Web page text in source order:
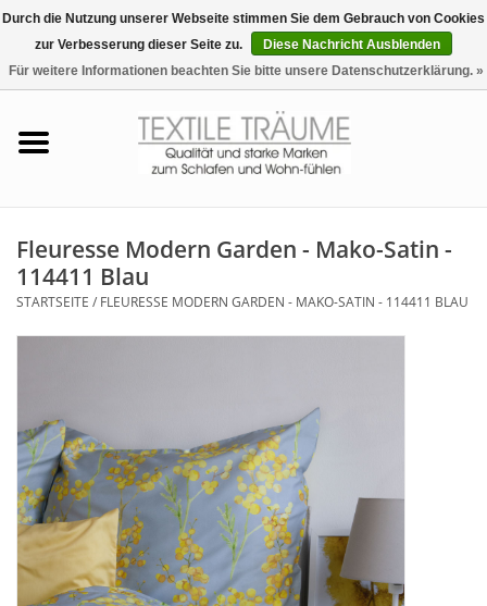
0 Artikel - €0,00
Tag & Nachtwäsche
Haus-Bademäntel
Plaids, Decken, Kissen
Mode & Accessoires
Fleuresse Modern Garden - Mako-Satin -
114411 Blau
STARTSEITE / FLEURESSE MODERN GARDEN - MAKO-SATIN - 114411 BLAU
Durch die Nutzung unserer Webseite stimmen Sie dem Gebrauch von Cookies
zur Verbesserung dieser Seite zu.
Diese Nachricht Ausblenden
Für weitere Informationen beachten Sie bitte unsere Datenschutzerklärung. »